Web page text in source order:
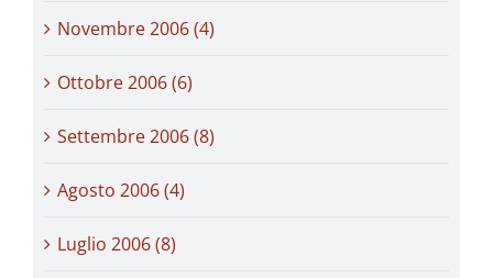
Novembre 2006 (4)
Ottobre 2006 (6)
Settembre 2006 (8)
Agosto 2006 (4)
Luglio 2006 (8)